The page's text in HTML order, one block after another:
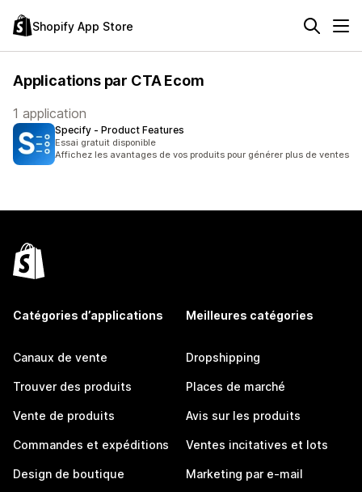
Shopify App Store
Applications par CTA Ecom
1 application
Specify ‑ Product Features
Essai gratuit disponible
Affichez les avantages de vos produits pour générer plus de ventes
Catégories d’applications
Canaux de vente
Trouver des produits
Vente de produits
Commandes et expéditions
Design de boutique
Meilleures catégories
Dropshipping
Places de marché
Avis sur les produits
Ventes incitatives et lots
Marketing par e-mail